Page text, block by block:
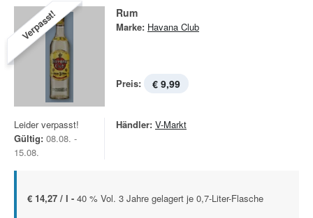
Verpasst! Rum
Marke: Havana Club
Preis: € 9,99
Leider verpasst!
Gültig: 08.08. -
15.08.
Händler: V-Markt
€ 14,27 / l - 40 % Vol. 3 Jahre gelagert je 0,7-Liter-Flasche